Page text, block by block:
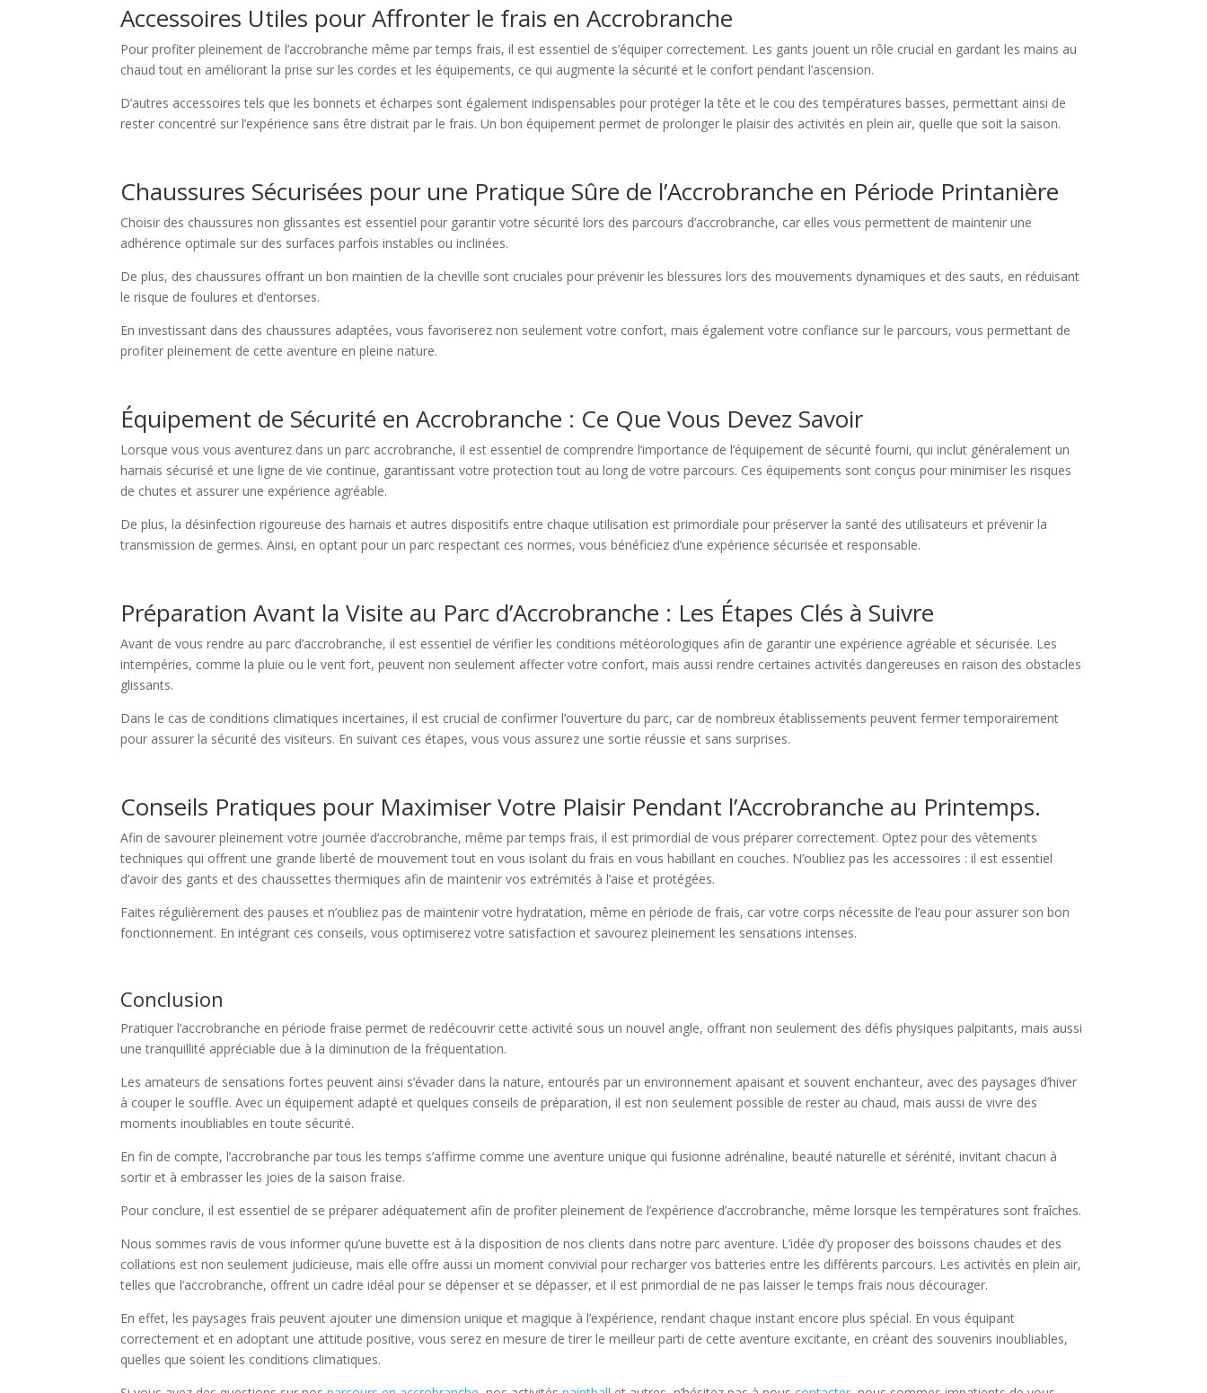
Accessoires Utiles pour Affronter le frais en Accrobranche
Pour profiter pleinement de l’accrobranche même par temps frais, il est essentiel de s’équiper correctement. Les gants jouent un rôle crucial en gardant les mains au
chaud tout en améliorant la prise sur les cordes et les équipements, ce qui augmente la sécurité et le confort pendant l’ascension.
D’autres accessoires tels que les bonnets et écharpes sont également indispensables pour protéger la tête et le cou des températures basses, permettant ainsi de
rester concentré sur l’expérience sans être distrait par le frais. Un bon équipement permet de prolonger le plaisir des activités en plein air, quelle que soit la saison.
Chaussures Sécurisées pour une Pratique Sûre de l’Accrobranche en Période Printanière
Choisir des chaussures non glissantes est essentiel pour garantir votre sécurité lors des parcours d’accrobranche, car elles vous permettent de maintenir une
adhérence optimale sur des surfaces parfois instables ou inclinées.
De plus, des chaussures offrant un bon maintien de la cheville sont cruciales pour prévenir les blessures lors des mouvements dynamiques et des sauts, en réduisant
le risque de foulures et d’entorses.
En investissant dans des chaussures adaptées, vous favoriserez non seulement votre confort, mais également votre confiance sur le parcours, vous permettant de
profiter pleinement de cette aventure en pleine nature.
Équipement de Sécurité en Accrobranche : Ce Que Vous Devez Savoir
Lorsque vous vous aventurez dans un parc accrobranche, il est essentiel de comprendre l’importance de l’équipement de sécurité fourni, qui inclut généralement un
harnais sécurisé et une ligne de vie continue, garantissant votre protection tout au long de votre parcours. Ces équipements sont conçus pour minimiser les risques
de chutes et assurer une expérience agréable.
De plus, la désinfection rigoureuse des harnais et autres dispositifs entre chaque utilisation est primordiale pour préserver la santé des utilisateurs et prévenir la
transmission de germes. Ainsi, en optant pour un parc respectant ces normes, vous bénéficiez d’une expérience sécurisée et responsable.
Préparation Avant la Visite au Parc d’Accrobranche : Les Étapes Clés à Suivre
Avant de vous rendre au parc d’accrobranche, il est essentiel de vérifier les conditions météorologiques afin de garantir une expérience agréable et sécurisée. Les
intempéries, comme la pluie ou le vent fort, peuvent non seulement affecter votre confort, mais aussi rendre certaines activités dangereuses en raison des obstacles
glissants.
Dans le cas de conditions climatiques incertaines, il est crucial de confirmer l’ouverture du parc, car de nombreux établissements peuvent fermer temporairement
pour assurer la sécurité des visiteurs. En suivant ces étapes, vous vous assurez une sortie réussie et sans surprises.
Conseils Pratiques pour Maximiser Votre Plaisir Pendant l’Accrobranche au Printemps.
Afin de savourer pleinement votre journée d’accrobranche, même par temps frais, il est primordial de vous préparer correctement. Optez pour des vêtements
techniques qui offrent une grande liberté de mouvement tout en vous isolant du frais en vous habillant en couches. N’oubliez pas les accessoires : il est essentiel
d’avoir des gants et des chaussettes thermiques afin de maintenir vos extrémités à l’aise et protégées.
Faites régulièrement des pauses et n’oubliez pas de maintenir votre hydratation, même en période de frais, car votre corps nécessite de l’eau pour assurer son bon
fonctionnement. En intégrant ces conseils, vous optimiserez votre satisfaction et savourez pleinement les sensations intenses.
Conclusion
Pratiquer l’accrobranche en période fraise permet de redécouvrir cette activité sous un nouvel angle, offrant non seulement des défis physiques palpitants, mais aussi
une tranquillité appréciable due à la diminution de la fréquentation.
Les amateurs de sensations fortes peuvent ainsi s’évader dans la nature, entourés par un environnement apaisant et souvent enchanteur, avec des paysages d’hiver
à couper le souffle. Avec un équipement adapté et quelques conseils de préparation, il est non seulement possible de rester au chaud, mais aussi de vivre des
moments inoubliables en toute sécurité.
En fin de compte, l’accrobranche par tous les temps s’affirme comme une aventure unique qui fusionne adrénaline, beauté naturelle et sérénité, invitant chacun à
sortir et à embrasser les joies de la saison fraise.
Pour conclure, il est essentiel de se préparer adéquatement afin de profiter pleinement de l’expérience d’accrobranche, même lorsque les températures sont fraîches.
Nous sommes ravis de vous informer qu’une buvette est à la disposition de nos clients dans notre parc aventure. L’idée d’y proposer des boissons chaudes et des
collations est non seulement judicieuse, mais elle offre aussi un moment convivial pour recharger vos batteries entre les différents parcours. Les activités en plein air,
telles que l’accrobranche, offrent un cadre idéal pour se dépenser et se dépasser, et il est primordial de ne pas laisser le temps frais nous décourager.
En effet, les paysages frais peuvent ajouter une dimension unique et magique à l’expérience, rendant chaque instant encore plus spécial. En vous équipant
correctement et en adoptant une attitude positive, vous serez en mesure de tirer le meilleur parti de cette aventure excitante, en créant des souvenirs inoubliables,
quelles que soient les conditions climatiques.